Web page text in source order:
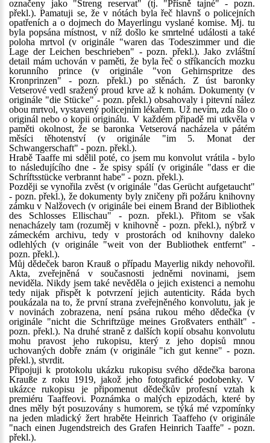
označeny jako "Streng reservat" (tj. "Přísně tajné" - pozn.
překl.). Pamatuji se, že v nótách byla řeč hlavnš o policejních
opatřeních a o dojmech do Mayerlingu vyslané komise. Mj. tu
byla popsána místnost, v níž došlo ke smrtelné události a také
poloha mrtvol (v originále "waren das Todeszimmer und die
Lage der Leichen beschrieben" - pozn. překl.). Jako zvláštní
detail mám uchován v paměti, že byla řeč o stříkancích mozku
korunního prince (v originále "von Gehirnspritze des
Kronprinzen" - pozn. překl.) po stěnách. Z úst baronky
Vetserové vedl sražený proud krve až k nohám. Dokumenty (v
originále "die Stücke" - pozn. překl.) obsahovaly i pitevní nález
obou mrtvol, vystavený policejním lékařem. Už nevím, zda šlo o
originál nebo o kopii originálu. V každém připadě mi utkvěla v
paměti okolnost, že se baronka Vetserová nacházela v pátém
měsíci těhotenství (v originále "im 5. Monat der
Schwangerschaft" - pozn. překl.).
Hrabě Taaffe mi sdělil poté, co jsem mu konvolut vrátila - bylo
to následujícího dne - že spisy spálí (v originále "dass er die
Schríftsstücke verbrannt habe" - pozn. překl.).
Později se vynořila zvěst (v originále "das Gerücht aufgetaucht"
- pozn. překl.), že dokumenty byly zničeny při požáru knihovny
zámku v Nalžovech (v originále bei einem Brand der Bibliothek
des Schlosses Ellischau" - pozn. překl.). Přitom se však
nenacházely tam (rozuměj v knihovně - pozn. překl.), nýbrž v
zámeckém archivu, tedy v prostorách od knihovny daleko
odlehlých (v originále "weit von der Bubliothek entfernt" -
pozn. překl.).
Můj dědeček baron Krauß o případu Mayerlig nikdy nehovořil.
Akta, zveřejněná v současnosti jedněmi novinami, jsem
neviděla. Nikdy jsem také nevěděla o jejich existenci a nemohu
tedy nijak přispět k potvrzení jejich autenticity. Ráda bych
poukázala na to, že první strana zveřejněného konvolutu, jak je
v novinách zobrazena, není psána rukou mého dědečka (v
originále "nicht die Schriftzüge meines Großvaters enthält" -
pozn. překl.). Na druhé straně z dalších kopií obsahu konvolutu
mohu pravost jeho rukopisu, který z jeho dopisů mnou
uchovaných dobře znám (v originále "ich gut kenne" - pozn.
překl.), stvrdit.
Připojuji k protokolu ukázku rukopisu svého dědečka barona
Krauße z roku 1919, jakož jeho fotografické podobenky. V
ukázce rukopisu je připomenut dědečkův profesní vztah k
premiéru Taaffeovi. Poznámka o malých epizodách, které by
dnes měly být posuzovány s humorem, se týká mé vzpomínky
na jeden mladický žert hraběte Heinrich Taaffeho (v originále
"nach einen Jugendstreich des Grafen Heinrich Taaffe" - pozn.
překl.).